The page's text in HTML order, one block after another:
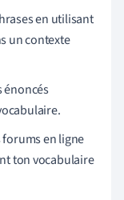
en utilisant
un contexte
énoncés
forums en ligne
ton vocabulaire